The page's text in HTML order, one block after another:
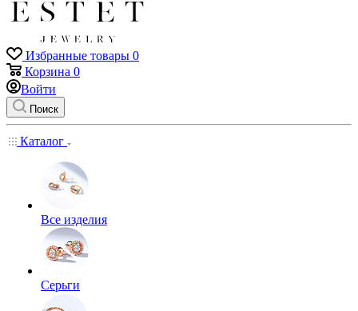
Избранные товары 0
Корзина 0
Войти
Поиск
Каталог
Все изделия
Серьги